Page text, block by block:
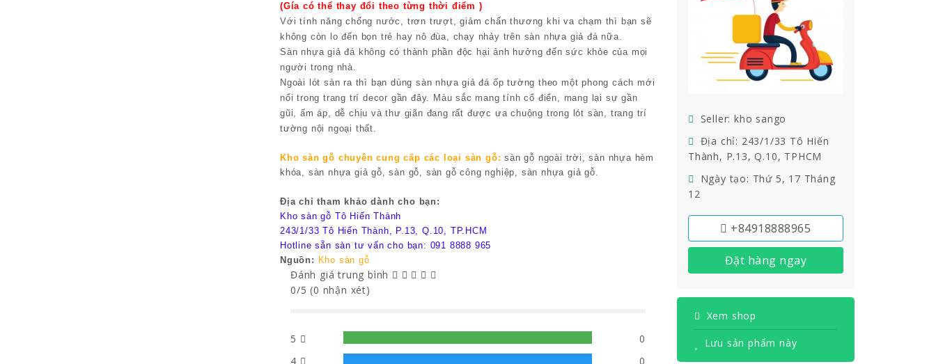
(Gía có thể thay đổi theo từng thời điểm )
Với tính năng chống nước, trơn trượt, giảm chấn thương khi va chạm thì bạn sẽ
không còn lo đến bọn trẻ hay nô đùa, chạy nhảy trên sàn nhựa giả đá nữa.
Sàn nhựa giả đá không có thành phần độc hại ảnh hưởng đến sức khỏe của mọi
người trong nhà.
Ngoài lót sàn ra thì bạn dùng sàn nhựa giả đá ốp tường theo một phong cách mới
nổi trong trang trí decor gần đây. Màu sắc mang tính cổ điển, mang lại sự gần
gũi, ấm áp, dễ chịu và thư giãn đang rất được ưa chuộng trong lót sàn, trang trí
tường nội ngoại thất.
Kho sàn gỗ chuyên cung cấp các loại sàn gỗ:sàn gỗ ngoài trời, sàn nhựa hèm
khóa, sàn nhựa giả gỗ, sàn gỗ, sàn gỗ công nghiệp, sàn nhựa giả gỗ.
Địa chỉ tham khảo dành cho bạn:
Kho sàn gỗ Tô Hiến Thành
243/1/33 Tô Hiến Thành, P.13, Q.10, TP.HCM
Hotline sẵn sàn tư vấn cho bạn: 091 8888 965
Nguồn: Kho sàn gỗ
Đánh giá trung bình
0/5 (0 nhận xét)
5
0
4
0
Seller: kho sango
Địa chỉ: 243/1/33 Tô Hiến
Thành, P.13, Q.10, TPHCM
Ngày tạo: Thứ 5, 17 Tháng
12
+84918888965
Đặt hàng ngay
Xem shop
Lưu sản phẩm này